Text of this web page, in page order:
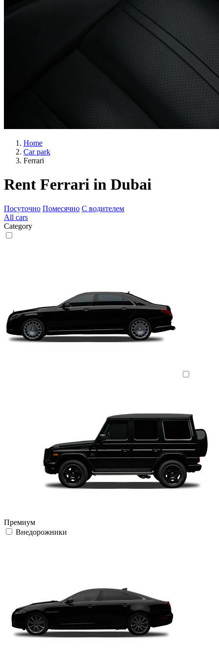
Home
Car park
Ferrari
Rent Ferrari in Dubai
Посуточно Помесячно С водителем
All cars
Category
Премиум
Внедорожники